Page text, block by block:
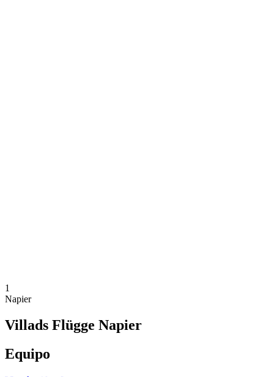
1
Napier
Villads Flügge Napier
Equipo